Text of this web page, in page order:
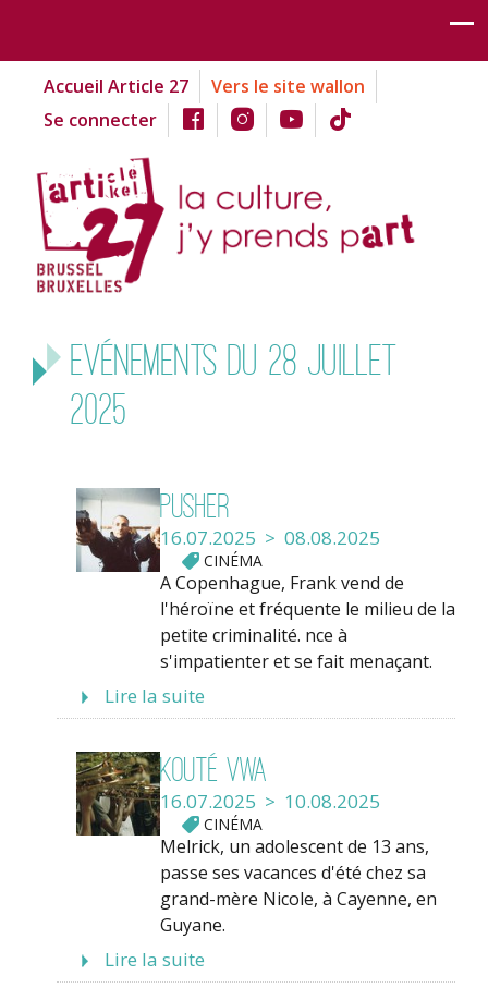
Accueil Article 27
Vers le site wallon
Se connecter
Evénements du 28 juillet
2025
Pusher
16.07.2025 > 08.08.2025
CINÉMA
A Copenhague, Frank vend de
l'héroïne et fréquente le milieu de la
petite criminalité. nce à
s'impatienter et se fait menaçant.
Lire la suite
Kouté Vwa
16.07.2025 > 10.08.2025
CINÉMA
Melrick, un adolescent de 13 ans,
passe ses vacances d'été chez sa
grand-mère Nicole, à Cayenne, en
Guyane.
Lire la suite